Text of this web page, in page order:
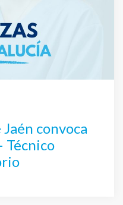
convoca
Técnico